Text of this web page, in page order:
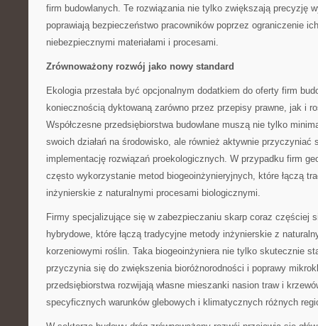
firm budowlanych. Te rozwiązania nie tylko zwiększają precyzję
poprawiają bezpieczeństwo pracowników poprzez ograniczenie
niebezpiecznymi materiałami i procesami.
Zrównoważony rozwój jako nowy standard
Ekologia przestała być opcjonalnym dodatkiem do oferty firm
koniecznością dyktowaną zarówno przez przepisy prawne, jak i
Współczesne przedsiębiorstwa budowlane muszą nie tylko
swoich działań na środowisko, ale również aktywnie przyczyniać
implementację rozwiązań proekologicznych. W przypadku firm
często wykorzystanie metod biogeoinżynieryjnych, które łączą
inżynierskie z naturalnymi procesami biologicznymi.
Firmy specjalizujące się w zabezpieczaniu skarp coraz częściej
hybrydowe, które łączą tradycyjne metody inżynierskie z
korzeniowymi roślin. Taka biogeoinżyniera nie tylko skutecznie
przyczynia się do zwiększenia bioróżnorodności i poprawy
przedsiębiorstwa rozwijają własne mieszanki nasion traw i
specyficznych warunków glebowych i klimatycznych różnych